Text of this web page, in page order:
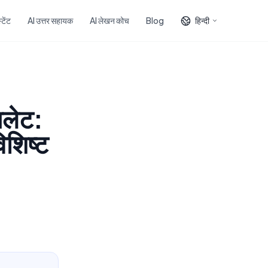
AI उत्तर सहायक AI लेखन कोच Blog हिन्दी